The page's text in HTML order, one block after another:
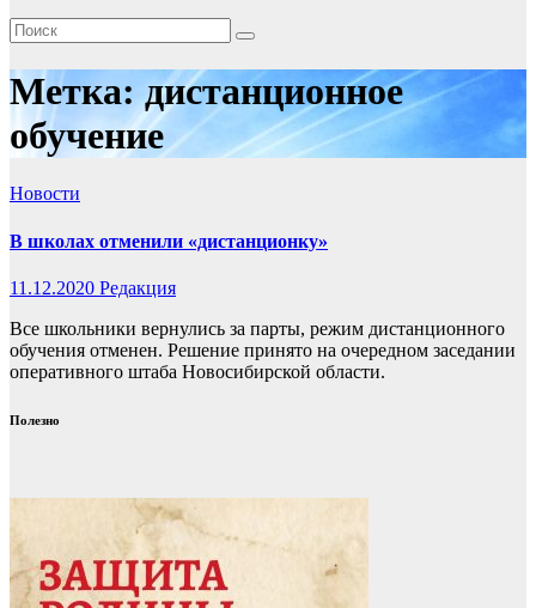
Метка:дистанционное
обучение
Новости
В школах отменили «дистанционку»
11.12.2020 Редакция
Все школьники вернулись за парты, режим дистанционного
обучения отменен. Решение принято на очередном заседании
оперативного штаба Новосибирской области.
Полезно